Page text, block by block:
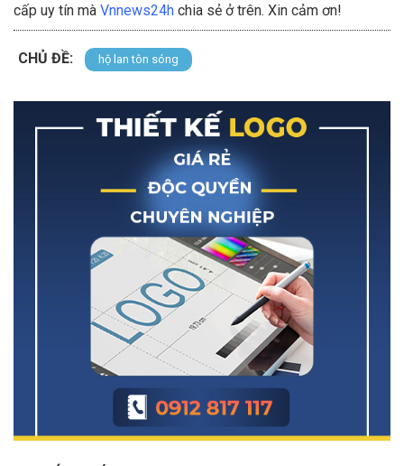
cấp uy tín mà Vnnews24h chia sẻ ở trên. Xin cảm ơn!
CHỦ ĐỀ: hộ lan tôn sóng